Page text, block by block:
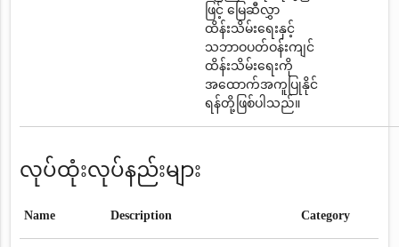
ဖြင့် မြေဆီလွှာ
ထိန်းသိမ်းရေးနှင့်
သဘာဝပတ်ဝန်းကျင်
ထိန်းသိမ်းရေးကို
အထောက်အကူပြုနိုင်
ရန်တို့ဖြစ်ပါသည်။
လုပ်ထုံးလုပ်နည်းများ
Name Description Category